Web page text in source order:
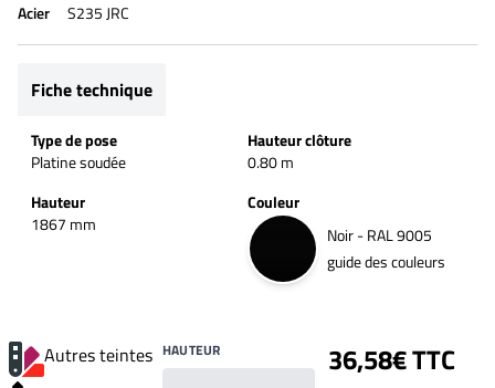
Acier S235 JRC
Fiche technique
Type de pose
Platine soudée
Hauteur clôture
0.80 m
Hauteur
1867 mm
Couleur
Noir - RAL 9005
guide des couleurs
Autres teintes HAUTEUR 36,58€ TTC